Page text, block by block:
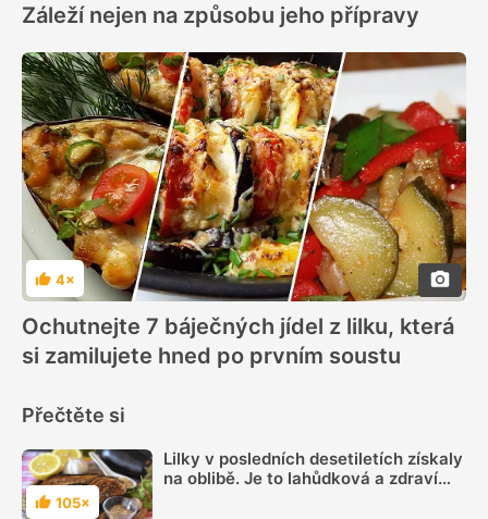
Záleží nejen na způsobu jeho přípravy
Hodnocení
4×
Ochutnejte 7 báječných jídel z lilku, která
si zamilujete hned po prvním soustu
Přečtěte si
Hodnocení
105×
Lilky v posledních desetiletích získaly
na oblibě. Je to lahůdková a zdraví